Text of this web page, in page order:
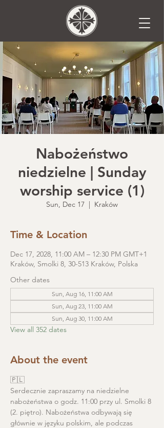
Nabożeństwo
niedzielne | Sunday
worship service (1)
Sun, Dec 17
  |
Kraków
Time & Location
Dec 17, 2028, 11:00 AM – 12:30 PM GMT+1
Kraków, Smolki 8, 30-513 Kraków, Polska
Other dates
Sun, Aug 16, 11:00 AM
Sun, Aug 23, 11:00 AM
Sun, Aug 30, 11:00 AM
View all 352 dates
About the event
🇵🇱
Serdecznie zapraszamy na niedzielne
nabożeństwa o godz. 11:00 przy ul. Smolki 8
(2. piętro). Nabożeństwa odbywają się
głównie w języku polskim, ale podczas